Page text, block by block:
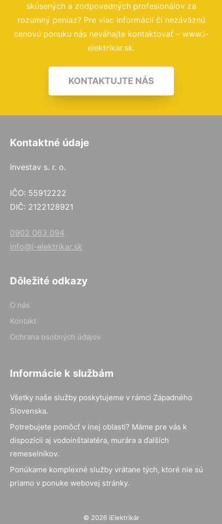
skúsených a zodpovedných profesionálov za
rozumný peniaz? Pre viac informácií či nezáväznú
cenovú ponuku nás neváhajte kontaktovať – www.i-
elektrikar.sk.
KONTAKTUJTE NÁS
Kontaktné údaje
Investav s. r. o.
IČO: 55912222
DIČ: 2122128921
0902 063 094
info@i-elektrikar.sk
Dôležité odkazy
O nás
Kontakt
Ochrana osobných údajov
Informácie k službám
Všetky naše služby poskytujeme v rámci Západného
Slovenska.
Potrebujete pomôcť v inej oblasti? Máme pre vás k
dispozícii aj vodoinštalatéra, murára a ďalších
remeselníkov.
Ponúkame komplexné služby vrátane tých, ktoré nie sú
priamo v ponuke webovej stránky.
© 2026 iElektrikár